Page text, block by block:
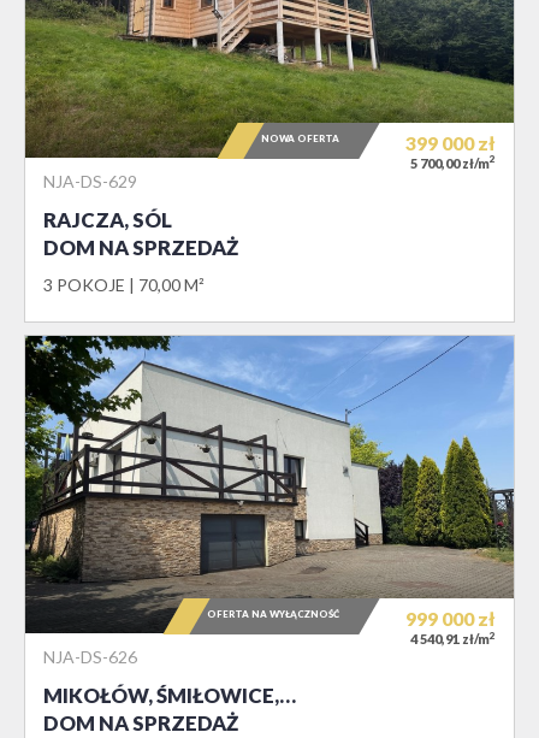
NJA-DS-629
RAJCZA, SÓL
DOM NA SPRZEDAŻ
3 POKOJE 70,00 M²
399 000zł
5 700,00 zł/m2
NOWA OFERTA
NJA-DS-626
MIKOŁÓW, ŚMIŁOWICE,…
DOM NA SPRZEDAŻ
999 000zł
4 540,91 zł/m2
OFERTA NA WYŁĄCZNOŚĆ